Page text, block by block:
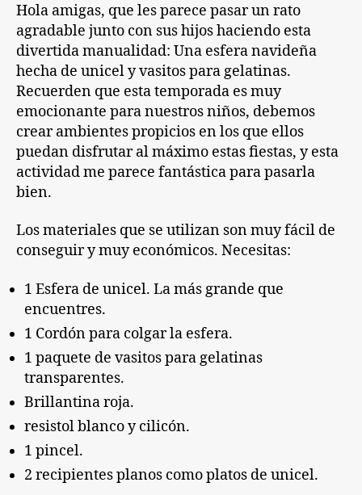
Hola amigas, que les parece pasar un rato
agradable junto con sus hijos haciendo esta
divertida manualidad: Una esfera navideña
hecha de unicel y vasitos para gelatinas.
Recuerden que esta temporada es muy
emocionante para nuestros niños, debemos
crear ambientes propicios en los que ellos
puedan disfrutar al máximo estas fiestas, y esta
actividad me parece fantástica para pasarla
bien.
Los materiales que se utilizan son muy fácil de
conseguir y muy económicos. Necesitas:
1 Esfera de unicel. La más grande que
encuentres.
1 Cordón para colgar la esfera.
1 paquete de vasitos para gelatinas
transparentes.
Brillantina roja.
resistol blanco y cilicón.
1 pincel.
2 recipientes planos como platos de unicel.